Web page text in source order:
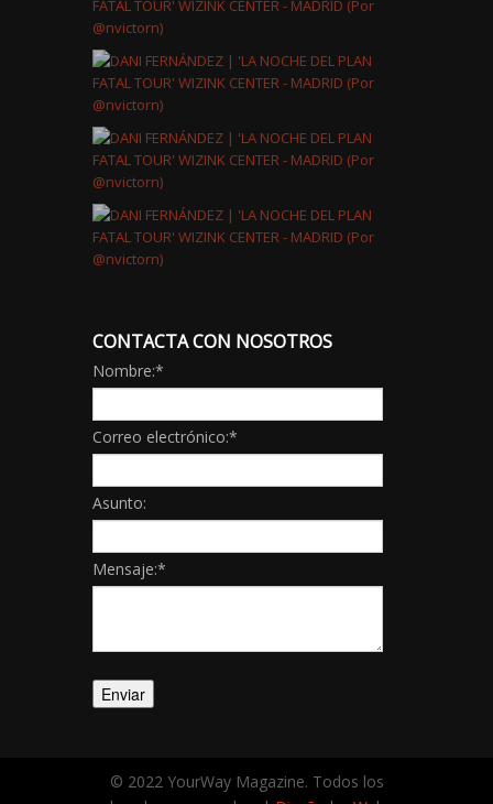
CONTACTA CON NOSOTROS
Nombre:*
Correo electrónico:*
Asunto:
Mensaje:*
© 2022 YourWay Magazine. Todos los